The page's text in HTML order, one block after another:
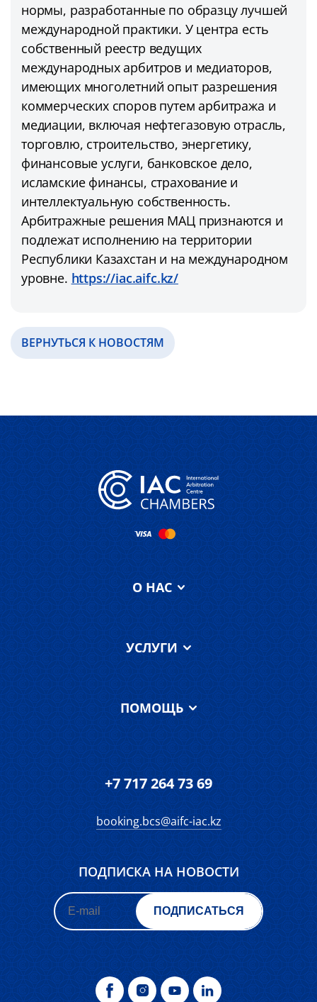
нормы, разработанные по образцу лучшей
международной практики. У центра есть
собственный реестр ведущих
международных арбитров и медиаторов,
имеющих многолетний опыт разрешения
коммерческих споров путем арбитража и
медиации, включая нефтегазовую отрасль,
торговлю, строительство, энергетику,
финансовые услуги, банковское дело,
исламские финансы, страхование и
интеллектуальную собственность.
Арбитражные решения МАЦ признаются и
подлежат исполнению на территории
Республики Казахстан и на международном
уровне. https://iac.aifc.kz/
ВЕРНУТЬСЯ К НОВОСТЯМ
О НАС
Об IAC Chambers
Наша команда
О суде МФЦА
О МАЦ
Terms and
Conditions of Use
УСЛУГИ
Услуги
Отзывы
FAQ
Запросы
ПОМОЩЬ
Контакты
Форма обратной
связи
Дорожная карта
+7 717 264 73 69
booking.bcs@aifc-iac.kz
ПОДПИСКА НА НОВОСТИ
ПОДПИСАТЬСЯ